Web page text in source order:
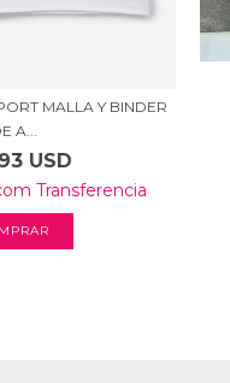
MALLA Y BINDER
A...
USD
Transferencia